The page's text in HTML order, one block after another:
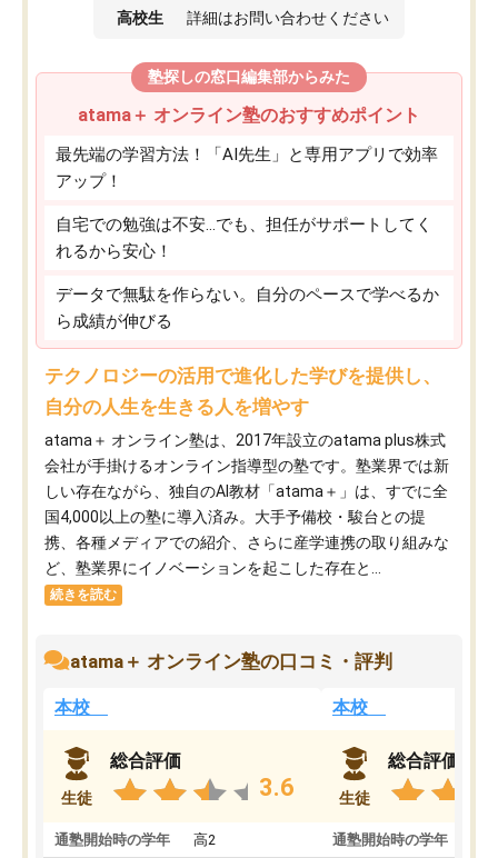
高校生 詳細はお問い合わせください
塾探しの窓口編集部からみた
atama＋ オンライン塾のおすすめポイント
最先端の学習方法！「AI先生」と専用アプリで効率
アップ！
自宅での勉強は不安…でも、担任がサポートしてく
れるから安心！
データで無駄を作らない。自分のペースで学べるか
ら成績が伸びる
テクノロジーの活用で進化した学びを提供し、
自分の人生を生きる人を増やす
atama＋ オンライン塾は、2017年設立のatama plus株式
会社が手掛けるオンライン指導型の塾です。塾業界では新
しい存在ながら、独自のAI教材「atama＋」は、すでに全
国4,000以上の塾に導入済み。大手予備校・駿台との提
携、各種メディアでの紹介、さらに産学連携の取り組みな
ど、塾業界にイノベーションを起こした存在と...
続きを読む
atama＋ オンライン塾の口コミ・評判
本校
生徒
総合評価
3.6
通塾開始時の学年 高2
本校
生徒
総合評価
通塾開始時の学年